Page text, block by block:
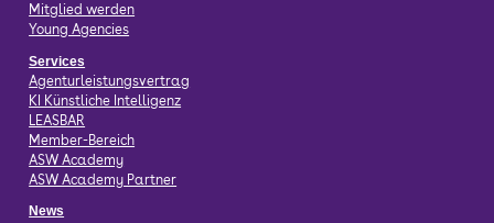
Mitglied werden
Young Agencies
Services
Agenturleistungsvertrag
KI Künstliche Intelligenz
LEASBAR
Member-Bereich
ASW Academy
ASW Academy Partner
News